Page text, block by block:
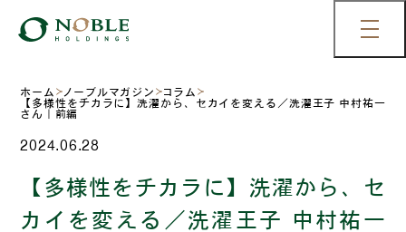
ホーム ノーブルマガジン
コラム
【多様性をチカラに】洗濯から、セカイを変える／洗濯王子 中村祐一
さん｜前編
2024.06.28
【多様性をチカラに】洗濯から、セ
カイを変える／洗濯王子 中村祐一